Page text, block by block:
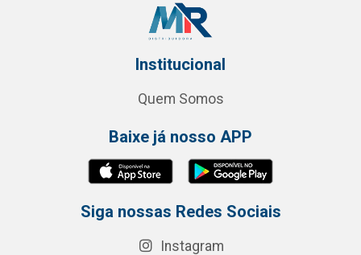
Institucional
Quem Somos
Baixe já nosso APP
Siga nossas Redes Sociais
Instagram